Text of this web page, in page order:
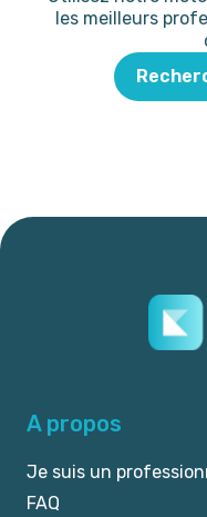
les meilleurs
A propos
Je suis un
FAQ